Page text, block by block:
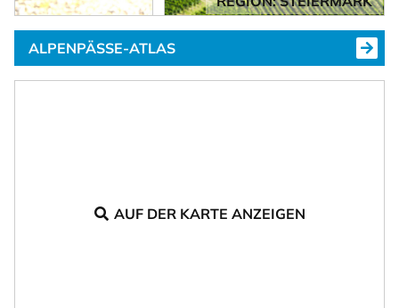
ALPENPÄSSE-ATLAS
AUF DER KARTE ANZEIGEN